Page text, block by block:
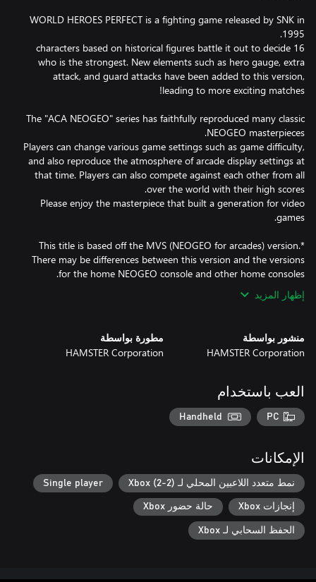
WORLD HEROES PERFECT is a fighting game released by SNK in
16 characters based on historical figures battle it out to decide
who is the strongest. New elements such as hero gauge, extra
attack, and guard attacks have been added to this version,
The "ACA NEOGEO" series has faithfully reproduced many classic
Players can change various game settings such as game difficulty,
and also reproduce the atmosphere of arcade display settings at
that time. Players can also compete against each other from all
Please enjoy the masterpiece that built a generation for video
*This title is based off the MVS (NEOGEO for arcades) version.
There may be differences between this version and the versions
for the home NEOGEO console and other home consoles.
إظهار المزيد
منشور بواسطة
HAMSTER Corporation
مطورة بواسطة
HAMSTER Corporation
العب باستخدام
PC
Handheld
الإمكانات
نمط متعدد اللاعبين المحلي لـ Xbox (2-2) Single player
إنجازات Xbox حالة حضور Xbox
الحفظ السحابي لـ Xbox